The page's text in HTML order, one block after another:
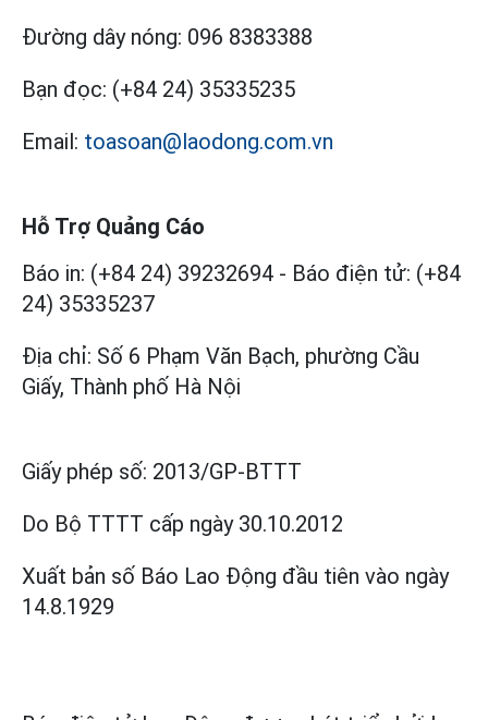
Đường dây nóng: 096 8383388
Bạn đọc: (+84 24) 35335235
Email: toasoan@laodong.com.vn
Hỗ Trợ Quảng Cáo
Báo in: (+84 24) 39232694 - Báo điện tử: (+84
24) 35335237
Địa chỉ: Số 6 Phạm Văn Bạch, phường Cầu
Giấy, Thành phố Hà Nội
Giấy phép số: 2013/GP-BTTT
Do Bộ TTTT cấp ngày 30.10.2012
Xuất bản số Báo Lao Động đầu tiên vào ngày
14.8.1929